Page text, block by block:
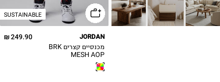
SUSTAINABLE
249.90 ₪ JORDAN
מכנסיים קצרים BRK
MESH AOP